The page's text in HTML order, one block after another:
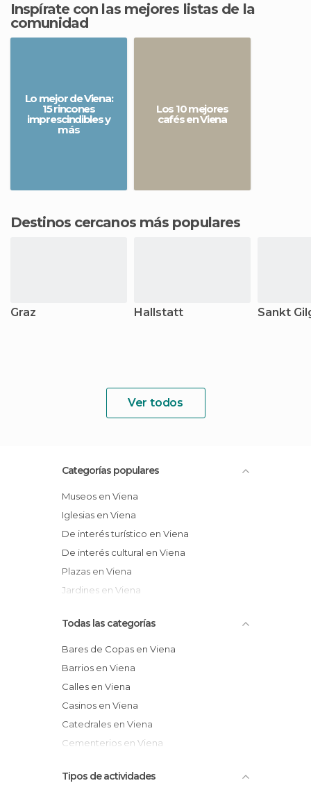
Inspírate con las mejores listas de la
comunidad
Lo mejor de Viena:
15 rincones
imprescindibles y
más
Los 10 mejores
cafés en Viena
Destinos cercanos más populares
Graz Hallstatt Sankt
Ver todos
Categorías populares
Museos en Viena
Iglesias en Viena
De interés turístico en Viena
De interés cultural en Viena
Plazas en Viena
Jardines en Viena
Todas las categorías
Bares de Copas en Viena
Barrios en Viena
Calles en Viena
Casinos en Viena
Catedrales en Viena
Cementerios en Viena
Ciudades en Viena
Tipos de actividades